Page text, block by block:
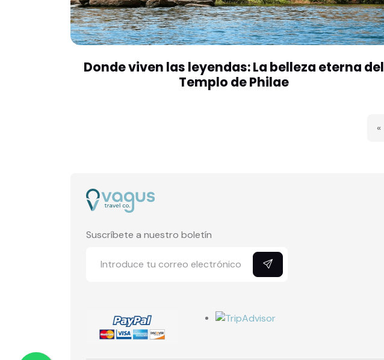
Donde viven las leyendas: La belleza eterna del
Templo de Philae
«
Suscríbete a nuestro boletín